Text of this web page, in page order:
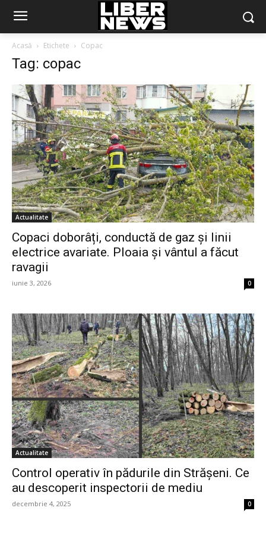
Acasă Etichete Copac
Tag: copac
Actualitate
Copaci doborâți, conductă de gaz și linii
electrice avariate. Ploaia și vântul a făcut
ravagii
iunie 3, 2026 0
Actualitate
Control operativ în pădurile din Strășeni. Ce
au descoperit inspectorii de mediu
decembrie 4, 2025 0